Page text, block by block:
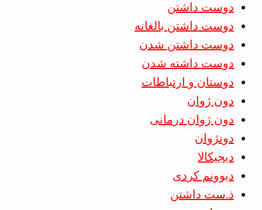
دوست داشتن
دوست داشتن بالغانه
دوست داشتن شدن
دوست داشته شدن
دوستان و ارتباطات
دون ژوان
دون ژوان درمانی
دونژوان
دیجیکالا
دیوونم کردی
ذ.ست داشتن